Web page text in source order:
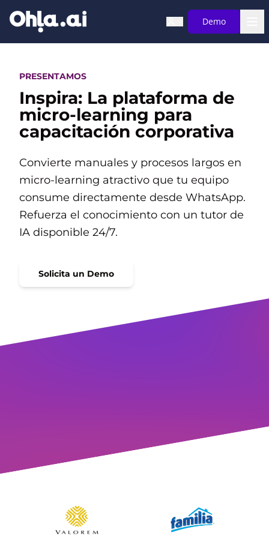
Saltar al contenido principal
Demo
PRESENTAMOS
Inspira: La plataforma de
micro-learning para
capacitación corporativa
Convierte manuales y procesos largos en
micro-learning atractivo que tu equipo
consume directamente desde WhatsApp.
Refuerza el conocimiento con un tutor de
IA disponible 24/7.
Solicita un Demo